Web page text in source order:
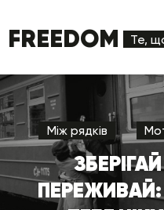
FREEDOM Те,
Між рядків
ПЕРЕЖИВАЙ: